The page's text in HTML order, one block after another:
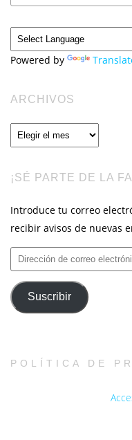
Powered by
ARCHIVOS
Archivos
¡SÉ PARTE DE LA
Introduce tu correo
recibir avisos de nuevas
Dirección
de
correo
electrónico
Suscribir
POLÍTICA DE